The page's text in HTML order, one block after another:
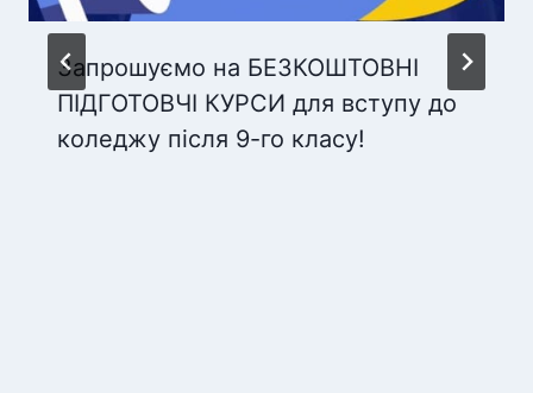
Запрошуємо на БЕЗКОШТОВНІ
ПІДГОТОВЧІ КУРСИ для вступу до
коледжу після 9-го класу!